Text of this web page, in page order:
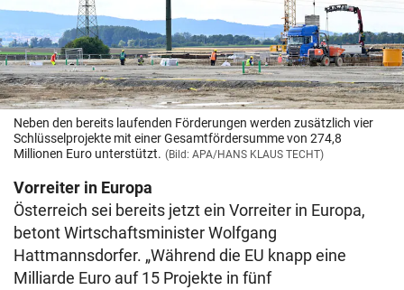
Neben den bereits laufenden Förderungen werden zusätzlich vier
Schlüsselprojekte mit einer Gesamtfördersumme von 274,8
Millionen Euro unterstützt. (Bild: APA/HANS KLAUS TECHT)
Vorreiter in Europa
Österreich sei bereits jetzt ein Vorreiter in Europa,
betont Wirtschaftsminister Wolfgang
Hattmannsdorfer. „Während die EU knapp eine
Milliarde Euro auf 15 Projekte in fünf